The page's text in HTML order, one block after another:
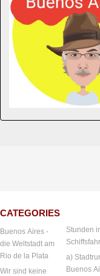
CATEGORIES
Buenos Aires -
die Weltstadt am
Rio de la Plata
Wir sind keine
Stunden
a)
Buenos